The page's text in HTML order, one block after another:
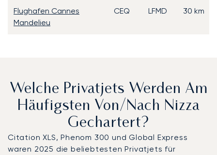
Flughafen Cannes
Mandelieu
CEQ LFMD 30 km
Welche Privatjets Werden Am
Häufigsten Von/nach Nizza
Gechartert?
Citation XLS, Phenom 300 und Global Express
waren 2025 die beliebtesten Privatjets für